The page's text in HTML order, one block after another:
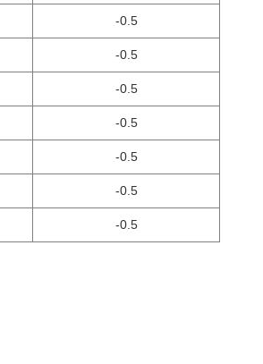
-0.5
-0.5
-0.5
-0.5
-0.5
-0.5
-0.5